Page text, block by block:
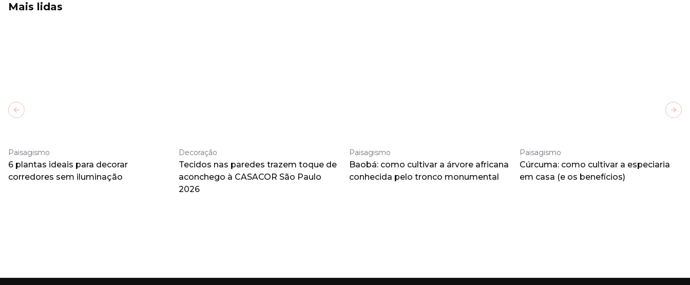
Mais lidas
Paisagismo
6 plantas ideais para decorar
corredores sem iluminação
Decoração
Tecidos nas paredes trazem toque de
aconchego à CASACOR São Paulo
2026
Paisagismo
Baobá: como cultivar a árvore africana
conhecida pelo tronco monumental
Paisagismo
Cúrcuma: como cultivar a especiaria
em casa (e os benefícios)
Previous slide